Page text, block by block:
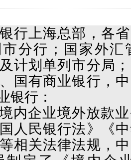
行上海总部，各
分行；国家外汇
计划单列市分局
国有商业银行，
银行：
企业境外放款业
人民银行法》《
相关法律法规，